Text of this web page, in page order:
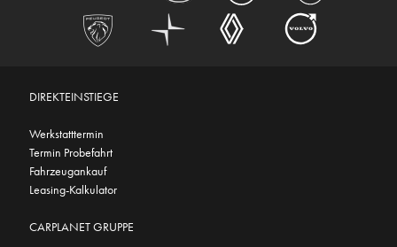
DIREKTEINSTIEGE
Werkstatttermin
Termin Probefahrt
Fahrzeugankauf
Leasing-Kalkulator
CARPLANET GRUPPE